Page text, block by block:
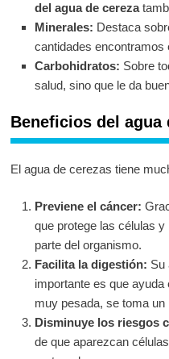
del agua de cereza
Minerales: Destaca
cantidades encontramos
Carbohidratos: Sobre
salud, sino que le da
Beneficios del agua
El agua de cerezas tiene
Previene el cáncer:
que protege las células
parte del organismo.
Facilita la digestión: Su
importante es que
muy pesada, se toma
Disminuye los riesgos
de que aparezcan